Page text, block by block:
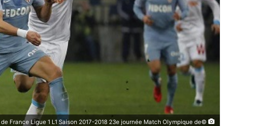
de France Ligue 1 L1 Saison 2017-2018 23e journée Match Olympique de